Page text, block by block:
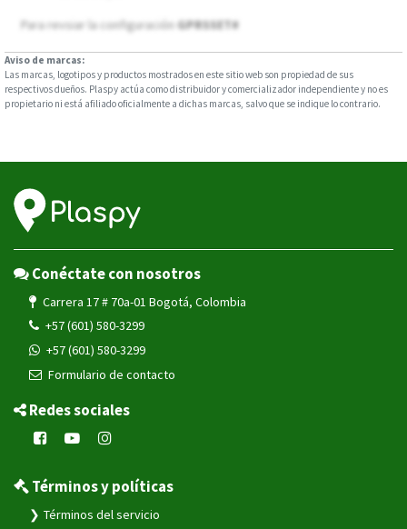
Para revsiar la configuración GPRSSET#
Aviso de marcas:
Las marcas, logotipos y productos mostrados en este sitio web son propiedad de sus
respectivos dueños. Plaspy actúa como distribuidor y comercializador independiente y no es
propietario ni está afiliado oficialmente a dichas marcas, salvo que se indique lo contrario.
Conéctate con nosotros
Carrera 17 # 70a-01 Bogotá, Colombia
+57 (601) 580-3299
+57 (601) 580-3299
Formulario de contacto
Redes sociales
Términos y políticas
Términos del servicio